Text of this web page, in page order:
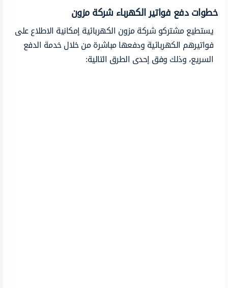
خطوات دفع فواتير الكهرباء شركة مزون
يستطيع مشتركو شركة مزون الكهربائية إمكانية الاطلاع على
فواتيرهم الكهربائية ودفعها مباشرة من خلال خدمة الدفع
السريع، وذلك وفق إحدى الطرق التالية: